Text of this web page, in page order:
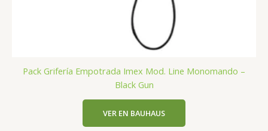
Pack Grifería Empotrada Imex Mod. Line Monomando –
Black Gun
VER EN BAUHAUS